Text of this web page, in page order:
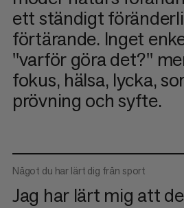
ett ständigt
förtärande. Inget
"varför göra det?"
fokus, hälsa, lycka,
prövning och syfte.
Något du har lärt dig från sport
Jag har lärt mig att